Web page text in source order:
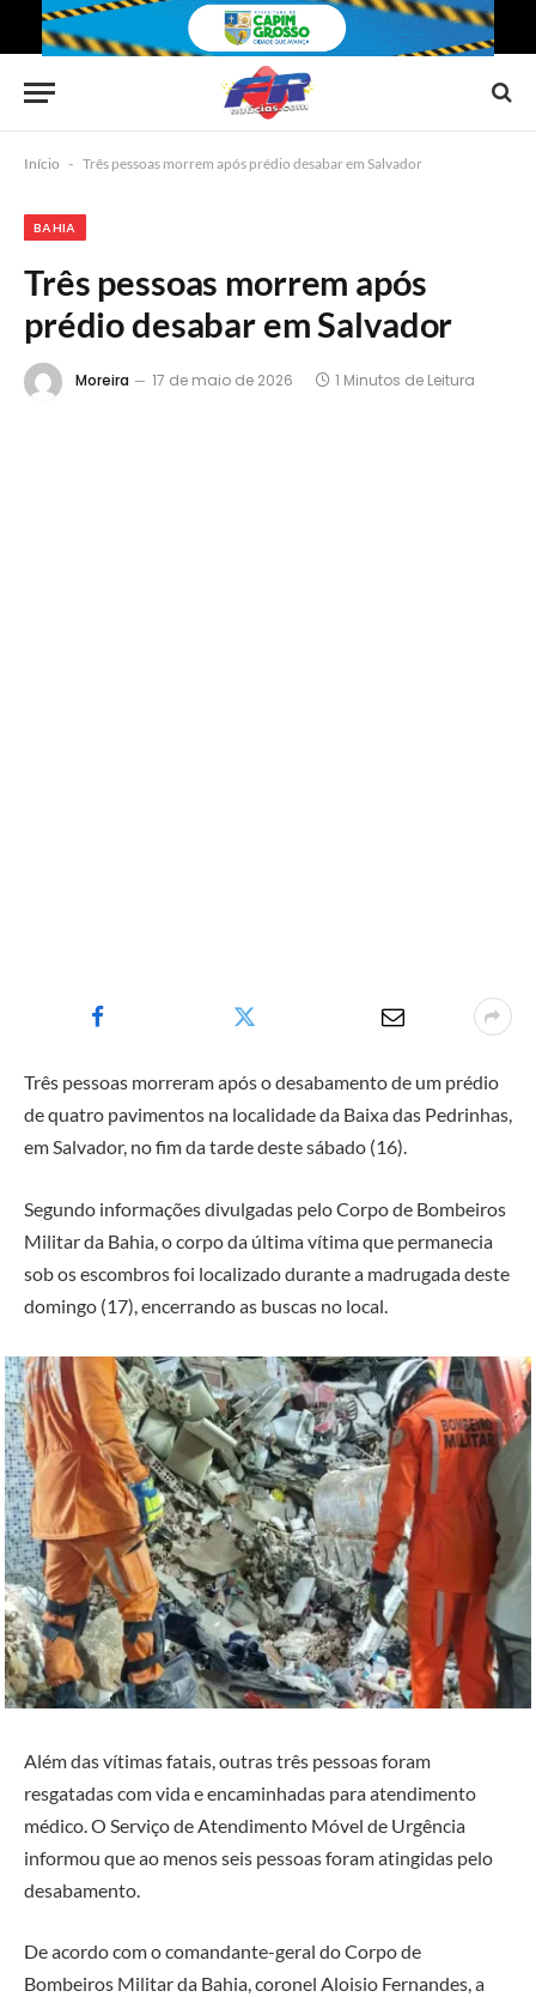
Início - Três pessoas morrem após prédio desabar em Salvador
BAHIA
Três pessoas morrem após
prédio desabar em Salvador
Moreira 17 de maio de 2026 1 Minutos de Leitura
Três pessoas morreram após o desabamento de um prédio
de quatro pavimentos na localidade da Baixa das Pedrinhas,
emSalvador, no fim da tarde deste sábado (16).
Segundo informações divulgadas peloCorpo de Bombeiros
Militar da Bahia , o corpo da última vítima que permanecia
sob os escombros foi localizado durante a madrugada deste
domingo (17), encerrando as buscas no local.
Além das vítimas fatais, outras três pessoas foram
resgatadas com vida e encaminhadas para atendimento
médico. O Serviço de Atendimento Móvel de Urgência
informou que ao menos seis pessoas foram atingidas pelo
desabamento.
De acordo com o comandante-geral doCorpo de
Bombeiros Militar da Bahia, coronel Aloisio Fernandes, a